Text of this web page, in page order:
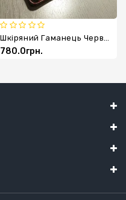
780.0грн.